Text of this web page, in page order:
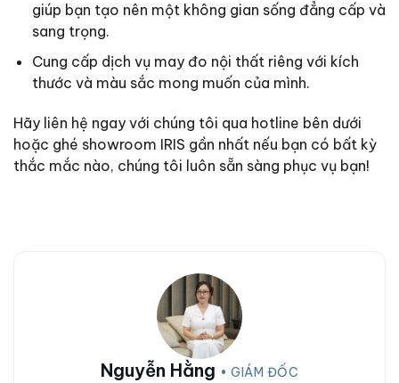
giúp bạn tạo nên một không gian sống đẳng cấp và
sang trọng.
Cung cấp dịch vụ may đo nội thất riêng với kích
thước và màu sắc mong muốn của mình.
Hãy liên hệ ngay với chúng tôi qua hotline bên dưới
hoặc ghé showroom IRIS gần nhất nếu bạn có bất kỳ
thắc mắc nào, chúng tôi luôn sẵn sàng phục vụ bạn!
Nguyễn Hằng • GIÁM ĐỐC